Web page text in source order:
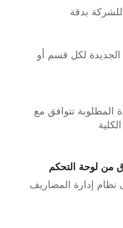
للشركة بدقة
الجديدة لكل قسم أو
المطلوبة تتوافق مع
من لوحة التحكم
إدارة المصاريف